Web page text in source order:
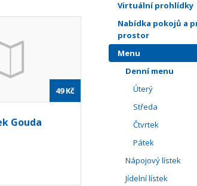
49Kč
Gouda
Virtuální prohlídky
Nabídka pokojů a
prostor
Menu
Denní menu
Úterý
Středa
Čtvrtek
Pátek
Nápojový lístek
Jídelní lístek